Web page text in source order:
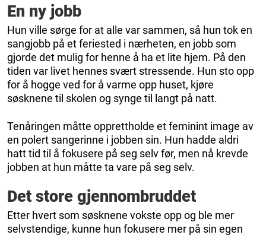
En ny jobb
Hun ville sørge for at alle var sammen, så hun tok en
sangjobb på et feriested i nærheten, en jobb som
gjorde det mulig for henne å ha et lite hjem. På den
tiden var livet hennes svært stressende. Hun sto opp
for å hogge ved for å varme opp huset, kjøre
søsknene til skolen og synge til langt på natt.
Tenåringen måtte opprettholde et feminint image av
en polert sangerinne i jobben sin. Hun hadde aldri
hatt tid til å fokusere på seg selv før, men nå krevde
jobben at hun måtte ta vare på seg selv.
Det store gjennombruddet
Etter hvert som søsknene vokste opp og ble mer
selvstendige, kunne hun fokusere mer på sin egen